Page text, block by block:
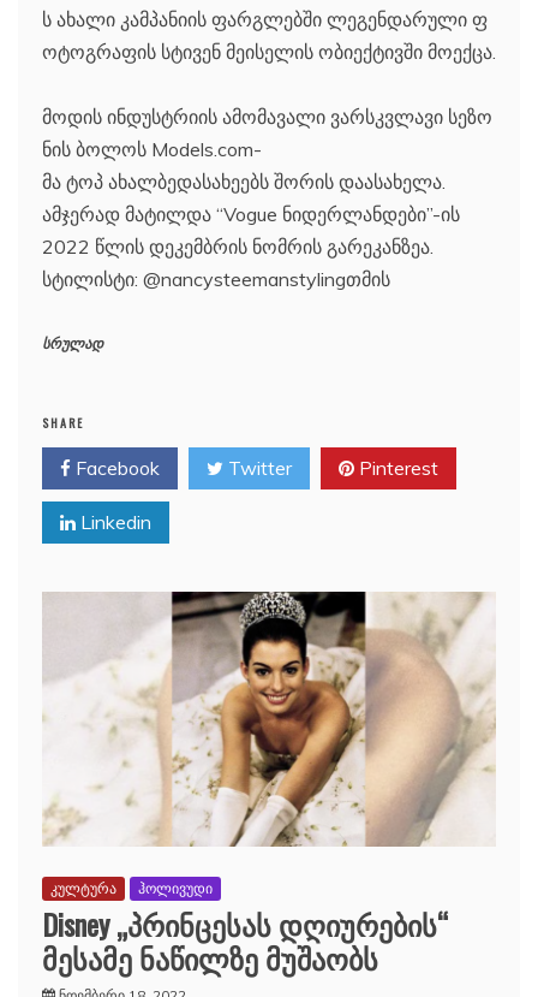
ს ახალი კამპანიის ფარგლებში ლეგენდარული ფ
ოტოგრაფის სტივენ მეისელის ობიექტივში მოექცა.
მოდის ინდუსტრიის ამომავალი ვარსკვლავი სეზო
ნის ბოლოს Models.com-
მა ტოპ ახალბედასახეებს შორის დაასახელა.
ამჯერად მატილდა “Vogue ნიდერლანდები”-ის
2022 წლის დეკემბრის ნომრის გარეკანზეა.
სტილისტი: @nancysteemanstylingთმის
სრულად
SHARE
Facebook Twitter Pinterest
Linkedin
კულტურა ჰოლივუდი
Disney „პრინცესას დღიურების“
მესამე ნაწილზე მუშაობს